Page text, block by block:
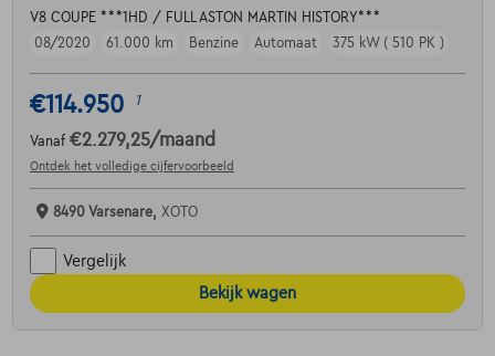
V8 COUPE ***1HD / FULL ASTON MARTIN HISTORY***
08/2020
61.000 km Benzine Automaat 375 kW ( 510 PK )
€114.950 1
Vanaf €2.279,25/maand
Ontdek het volledige cijfervoorbeeld
8490 Varsenare, XOTO
Vergelijk
Bekijk wagen